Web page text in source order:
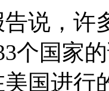
说，许
个国家
国进行